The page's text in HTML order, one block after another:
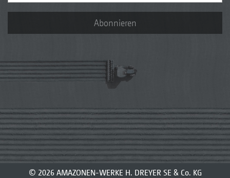
Abonnieren
© 2026 AMAZONEN-WERKE H. DREYER SE & Co. KG